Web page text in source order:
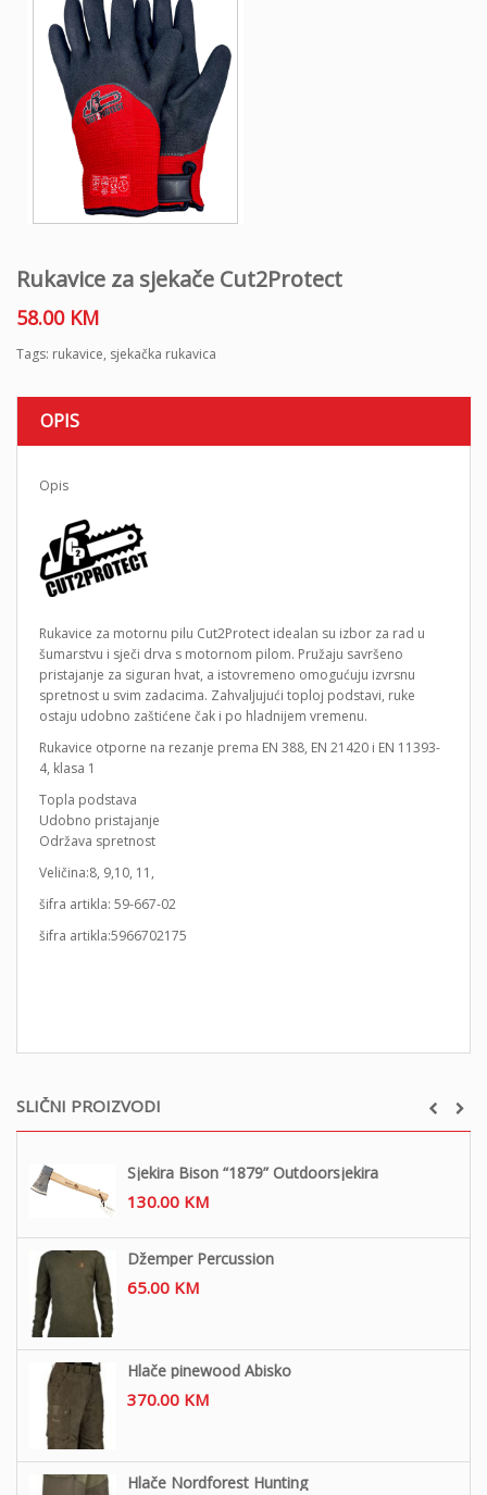
SLIČNI PROIZVODI
Sjekira Bison “1879” Outdoorsjekira
130.00 KM
Džemper Percussion
65.00 KM
Hlače pinewood Abisko
370.00 KM
Hlače Nordforest Hunting
Rukavice za sjekače Cut2Protect
58.00 KM
Tags: rukavice, sjekačka rukavica
OPIS
Opis
Rukavice za motornu pilu Cut2Protect idealan su izbor za rad u
šumarstvu i sječi drva s motornom pilom. Pružaju savršeno
pristajanje za siguran hvat, a istovremeno omogućuju izvrsnu
spretnost u svim zadacima. Zahvaljujući toploj podstavi, ruke
ostaju udobno zaštićene čak i po hladnijem vremenu.
Rukavice otporne na rezanje prema EN 388, EN 21420 i EN 11393-
4, klasa 1
Topla podstava
Udobno pristajanje
Održava spretnost
Veličina:8, 9,10, 11,
šifra artikla: 59-667-02
šifra artikla:5966702175